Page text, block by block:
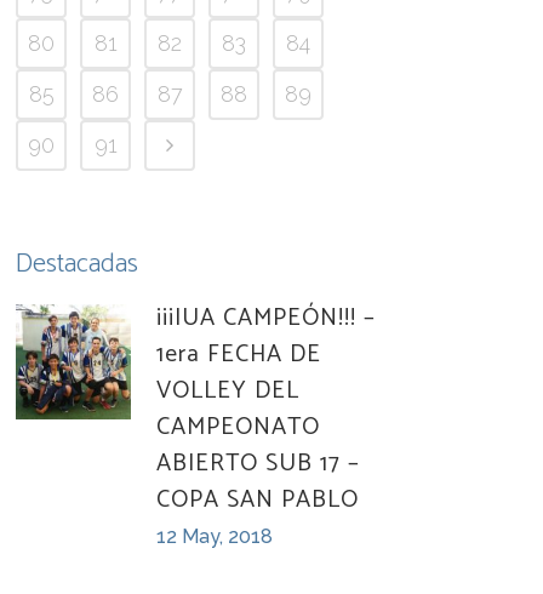
80
81 82 83
84
85
86 87 88
89
90
91
Destacadas
¡¡¡IUA CAMPEÓN!!! –
1era FECHA DE
VOLLEY DEL
CAMPEONATO
ABIERTO SUB 17 –
COPA SAN PABLO
12 May, 2018